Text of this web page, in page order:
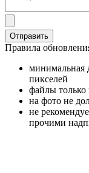
Отправить
Правила
минимальная
пикселей
файлы только
на фото не
не
прочими